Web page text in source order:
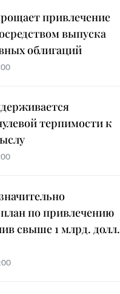
привлечение
выпуска
облигаций
терпимости к
по привлечению
свыше 1 млрд. долл.